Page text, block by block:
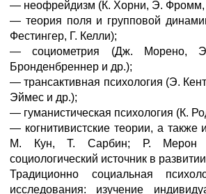
— неофрейдизм (К. Хорни, Э.
— теория поля и групповой
Фестингер, Г. Келли);
— социометрия (Дж. Морено,
Бронденбреннер и др.);
— трансактивная психология (Э.
Эймес и др.);
— гуманистическая психология (К.
— когнитивистские теории, а
М. Кун, Т. Сарбин; Р. Мерон и
социологический источник в
Традиционно социальная
исследования: изучение